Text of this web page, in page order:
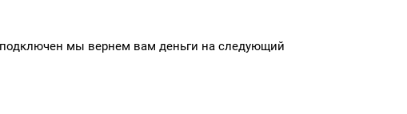
мы вернем вам деньги на следующий